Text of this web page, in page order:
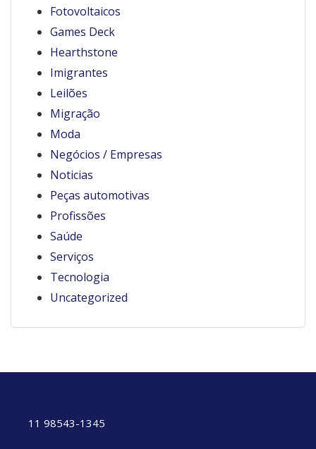
Fotovoltaicos
Games Deck
Hearthstone
Imigrantes
Leilões
Migração
Moda
Negócios / Empresas
Noticias
Peças automotivas
Profissões
Saúde
Serviços
Tecnologia
Uncategorized
11 98543-1345